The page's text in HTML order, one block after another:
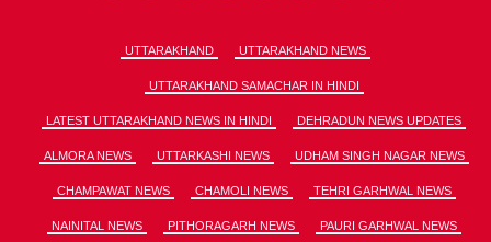
UTTARAKHAND UTTARAKHAND NEWS
UTTARAKHAND SAMACHAR IN HINDI
LATEST UTTARAKHAND NEWS IN HINDI DEHRADUN NEWS UPDATES
ALMORA NEWS UTTARKASHI NEWS UDHAM SINGH NAGAR NEWS
CHAMPAWAT NEWS CHAMOLI NEWS TEHRI GARHWAL NEWS
NAINITAL NEWS PITHORAGARH NEWS PAURI GARHWAL NEWS